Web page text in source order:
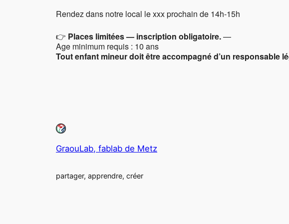
Rendez dans notre local le xxx prochain de 14h-15h
👉 Places limitées — inscription obligatoire.—
Age minimum requis : 10 ans
Tout enfant mineur doit être accompagné d’un responsable
GraouLab, fablab de Metz
partager, apprendre, créer